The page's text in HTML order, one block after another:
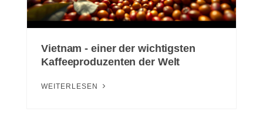
Vietnam - einer der wichtigsten
Kaffeeproduzenten der Welt
WEITERLESEN